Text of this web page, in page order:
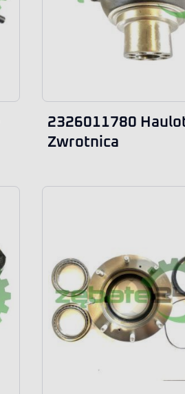
2326011780
Zwrotnica